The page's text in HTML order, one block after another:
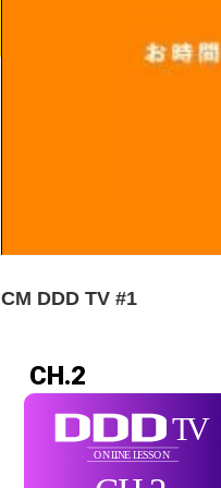
CM DDD TV #1
CH.2